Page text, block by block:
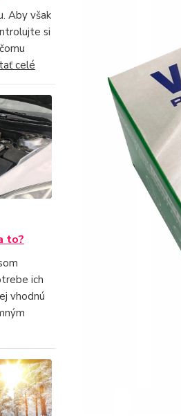
Aby však
si
celé
to?
ich
vhodnú